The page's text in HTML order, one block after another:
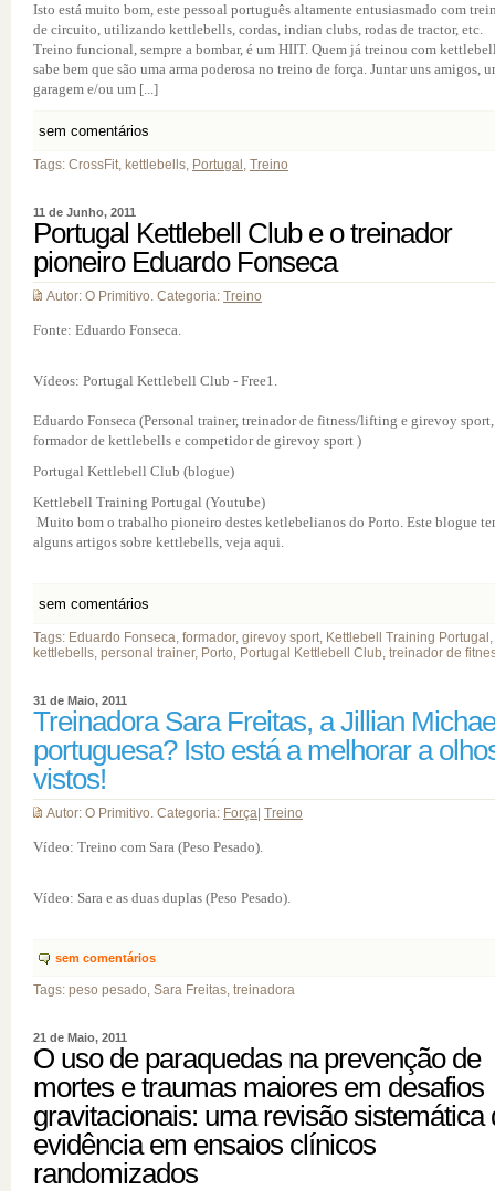
Isto está muito bom, este pessoal português altamente entusiasmado com
de circuito, utilizando kettlebells, cordas, indian clubs, rodas de tractor, etc.
Treino funcional, sempre a bombar, é um HIIT. Quem já treinou com
sabe bem que são uma arma poderosa no treino de força. Juntar uns amigos,
garagem e/ou um [...]
sem comentários
Tags: CrossFit, kettlebells, Portugal , Treino
11 de Junho, 2011
Portugal Kettlebell Club e o treinador
pioneiro Eduardo Fonseca
Autor: O Primitivo. Categoria: Treino
Fonte: Eduardo Fonseca.
Vídeos: Portugal Kettlebell Club - Free1.
Eduardo Fonseca (Personal trainer, treinador de fitness/lifting e girevoy sport,
formador de kettlebells e competidor de girevoy sport )
Portugal Kettlebell Club (blogue)
Kettlebell Training Portugal (Youtube)
Muito bom o trabalho pioneiro destes ketlebelianos do Porto. Este blogue
alguns artigos sobre kettlebells, veja aqui.
sem comentários
Tags: Eduardo Fonseca, formador, girevoy sport, Kettlebell Training Portugal,
kettlebells, personal trainer, Porto, Portugal Kettlebell Club, treinador de
31 de Maio, 2011
Treinadora Sara Freitas, a Jillian
portuguesa? Isto está a melhorar a
vistos!
Autor: O Primitivo. Categoria: Força Treino
Vídeo: Treino com Sara (Peso Pesado).
Vídeo: Sara e as duas duplas (Peso Pesado).
sem comentários
Tags: peso pesado, Sara Freitas, treinadora
21 de Maio, 2011
O uso de paraquedas na prevenção de
mortes e traumas maiores em desafios
gravitacionais: uma revisão sistemática
evidência em ensaios clínicos
randomizados